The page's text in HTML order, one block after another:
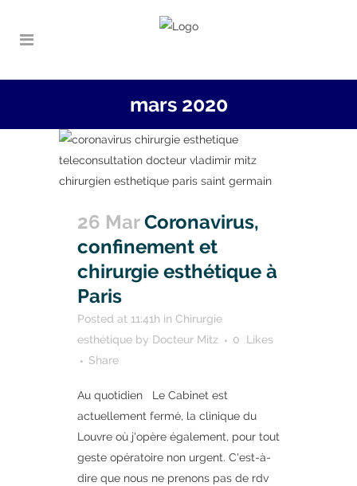
mars 2020
26 Mar Coronavirus,
confinement et
chirurgie esthétique à
Paris
Posted at 11:41h in Chirurgie
esthétique by Docteur Mitz 0
Likes
Share
Au quotidien Le Cabinet est
actuellement fermé, la clinique du
Louvre où j'opère également, pour tout
geste opératoire non urgent. C'est-à-
dire que nous ne prenons pas de rdv